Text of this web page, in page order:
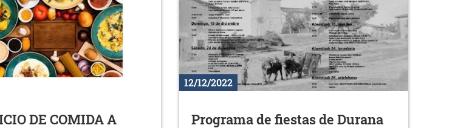
DE COMIDA A
12/12/2022
Programa de fiestas de Durana